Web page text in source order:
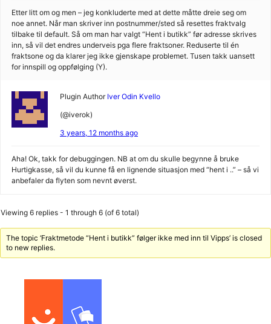
Etter litt om og men – jeg konkluderte med at dette måtte dreie seg om
noe annet. Når man skriver inn postnummer/sted så resettes fraktvalg
tilbake til default. Så om man har valgt “Hent i butikk” før adresse skrives
inn, så vil det endres underveis pga flere fraktsoner. Reduserte til én
fraktsone og da klarer jeg ikke gjenskape problemet. Tusen takk uansett
for innspill og oppfølging (Y).
Plugin Author Iver Odin Kvello
(@iverok)
3 years, 12 months ago
Aha! Ok, takk for debuggingen. NB at om du skulle begynne å bruke
Hurtigkasse, så vil du kunne få en lignende situasjon med “hent i ..” – så vi
anbefaler da flyten som nevnt øverst.
Viewing 6 replies - 1 through 6 (of 6 total)
The topic ‘Fraktmetode “Hent i butikk” følger ikke med inn til Vipps’ is closed
to new replies.